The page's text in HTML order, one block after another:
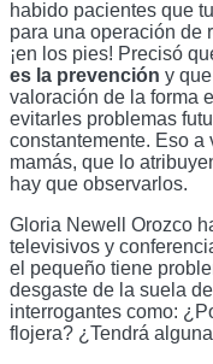
habido pacientes que
para una operación de
¡en los pies! Precisó
es la prevención y
valoración de la forma
evitarles problemas
constantemente. Eso
mamás, que lo
hay que observarlos.
Gloria Newell Orozco
televisivos y
el pequeño tiene
desgaste de la suela
interrogantes como:
flojera? ¿Tendrá